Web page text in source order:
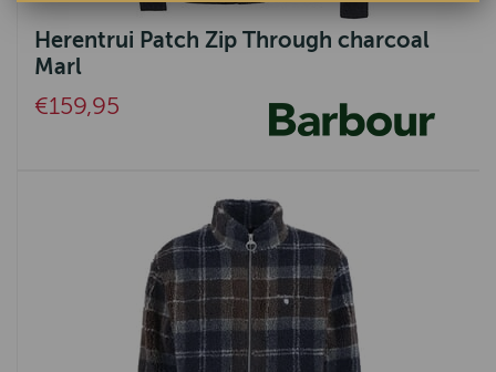
Herentrui Patch Zip Through charcoal
Marl
€159,95